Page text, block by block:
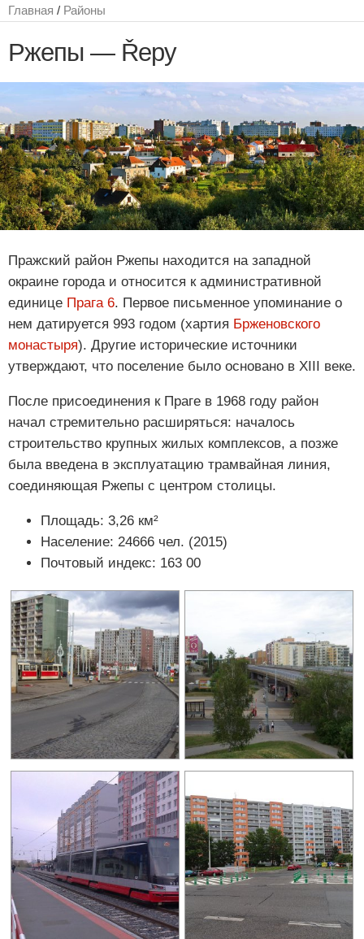
Главная / Районы
Ржепы — Řepy
Пражский район Ржепы находится на западной
окраине города и относится к административной
единице Прага 6. Первое письменное упоминание о
нем датируется 993 годом (хартия Брженовского
монастыря). Другие исторические источники
утверждают, что поселение было основано в XIII веке.
После присоединения к Праге в 1968 году район
начал стремительно расширяться: началось
строительство крупных жилых комплексов, а позже
была введена в эксплуатацию трамвайная линия,
соединяющая Ржепы с центром столицы.
Площадь: 3,26 км²
Население: 24666 чел. (2015)
Почтовый индекс: 163 00